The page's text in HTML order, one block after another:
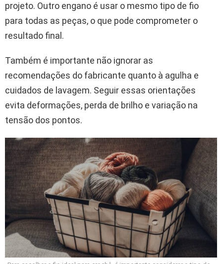
projeto. Outro engano é usar o mesmo tipo de fio
para todas as peças, o que pode comprometer o
resultado final.
Também é importante não ignorar as
recomendações do fabricante quanto à agulha e
cuidados de lavagem. Seguir essas orientações
evita deformações, perda de brilho e variação na
tensão dos pontos.